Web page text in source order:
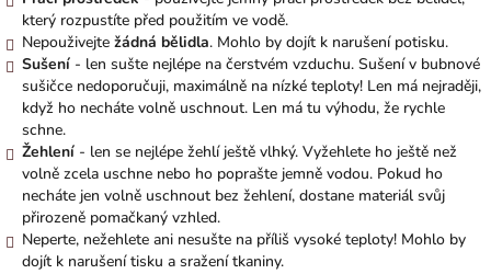
který rozpustíte před použitím ve vodě.
Nepouživejte žádná bělidla. Mohlo by dojít k narušení potisku.
Sušení - len sušte nejlépe na čerstvém vzduchu. Sušení v bubnové
sušičce nedoporučuji, maximálně na nízké teploty! Len má nejraději,
když ho necháte volně uschnout. Len má tu výhodu, že rychle
schne.
Žehlení - len se nejlépe žehlí ještě vlhký. Vyžehlete ho ještě než
volně zcela uschne nebo ho poprašte jemně vodou. Pokud ho
necháte jen volně uschnout bez žehlení, dostane materiál svůj
přirozeně pomačkaný vzhled.
Neperte, nežehlete ani nesušte na příliš vysoké teploty! Mohlo by
dojít k narušení tisku a sražení tkaniny.